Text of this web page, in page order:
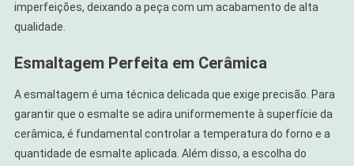
imperfeições, deixando a peça com um acabamento de alta
qualidade.
Esmaltagem Perfeita em Cerâmica
A esmaltagem é uma técnica delicada que exige precisão. Para
garantir que o esmalte se adira uniformemente à superfície da
cerâmica, é fundamental controlar a temperatura do forno e a
quantidade de esmalte aplicada. Além disso, a escolha do